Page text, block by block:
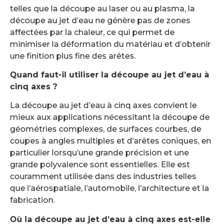
telles que la découpe au laser ou au plasma, la
découpe au jet d’eau ne génère pas de zones
affectées par la chaleur, ce qui permet de
minimiser la déformation du matériau et d’obtenir
une finition plus fine des arêtes.
Quand faut-il utiliser la découpe au jet d’eau à
cinq axes ?
La découpe au jet d’eau à cinq axes convient le
mieux aux applications nécessitant la découpe de
géométries complexes, de surfaces courbes, de
coupes à angles multiples et d’arêtes coniques, en
particulier lorsqu’une grande précision et une
grande polyvalence sont essentielles. Elle est
couramment utilisée dans des industries telles
que l’aérospatiale, l’automobile, l’architecture et la
fabrication.
Où la découpe au jet d’eau à cinq axes est-elle